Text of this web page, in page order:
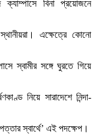
বিনা প্রয়োজনে
এক্ষেত্রে কোনো
স্বামীর সঙ্গে ঘুরতে গিয়ে
নিয়ে সারাদেশে নিন্দা-
স্বার্থে’ এই পদক্ষেপ।